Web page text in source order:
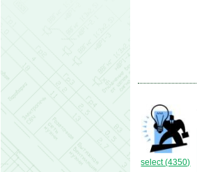
select (4350)